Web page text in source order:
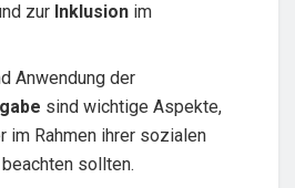
zur Inklusion im
Anwendung der
sind wichtige Aspekte,
im Rahmen ihrer sozialen
sollten.